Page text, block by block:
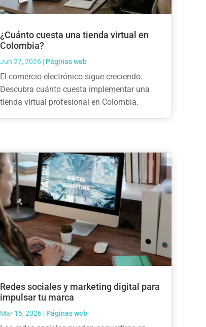
¿Cuánto cuesta una tienda virtual en
Colombia?
Jun 27, 2026| Páginas web
El comercio electrónico sigue creciendo.
Descubra cuánto cuesta implementar una
tienda virtual profesional en Colombia.
Redes sociales y marketing digital para
impulsar tu marca
Mar 15, 2026| Páginas web